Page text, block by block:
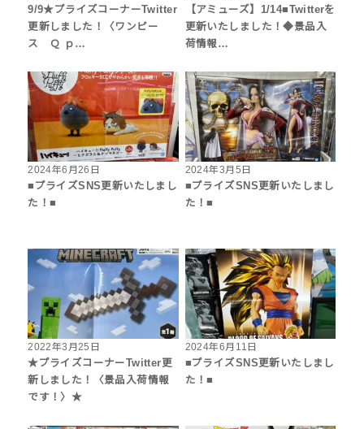
9/9★プライズコーナーTwitter
更新しました！〈ワンピー
ス Ｑ ｐ…
【アミューズ】1/14■Twitterを
更新いたしました！◆景品入
荷情報…
2024年6月26日
■プライズSNS更新いたしまし
た！■
2024年3月5日
■プライズSNS更新いたしまし
た！■
2022年3月25日
★プライズコーナーTwitter更
新しました！〈景品入荷情報
です！〉★
2024年6月11日
■プライズSNS更新いたしまし
た！■